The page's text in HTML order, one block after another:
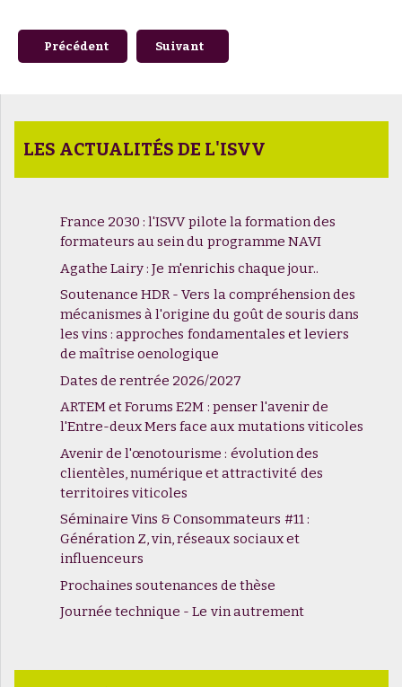
Article précédent : Sandrine Lavaud de l'UMR 5607
Précédent Article suivant : Séminaire du
Suivant
LES ACTUALITÉS DE L'ISVV
France 2030 : l'ISVV pilote la formation des
formateurs au sein du programme NAVI
Agathe Lairy : Je m'enrichis chaque jour..
Soutenance HDR - Vers la compréhension des
mécanismes à l'origine du goût de souris dans
les vins : approches fondamentales et leviers
de maîtrise oenologique
Dates de rentrée 2026/2027
ARTEM et Forums E2M : penser l'avenir de
l'Entre-deux Mers face aux mutations viticoles
Avenir de l'œnotourisme : évolution des
clientèles, numérique et attractivité des
territoires viticoles
Séminaire Vins & Consommateurs #11 :
Génération Z, vin, réseaux sociaux et
influenceurs
Prochaines soutenances de thèse
Journée technique - Le vin autrement